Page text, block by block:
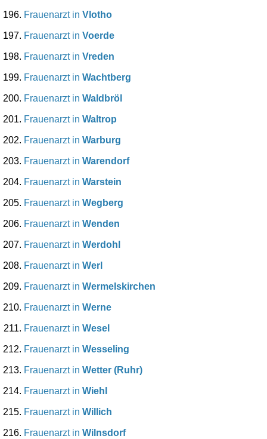
Frauenarzt in Vlotho
Frauenarzt in Voerde
Frauenarzt in Vreden
Frauenarzt in Wachtberg
Frauenarzt in Waldbröl
Frauenarzt in Waltrop
Frauenarzt in Warburg
Frauenarzt in Warendorf
Frauenarzt in Warstein
Frauenarzt in Wegberg
Frauenarzt in Wenden
Frauenarzt in Werdohl
Frauenarzt in Werl
Frauenarzt in Wermelskirchen
Frauenarzt in Werne
Frauenarzt in Wesel
Frauenarzt in Wesseling
Frauenarzt in Wetter (Ruhr)
Frauenarzt in Wiehl
Frauenarzt in Willich
Frauenarzt in Wilnsdorf